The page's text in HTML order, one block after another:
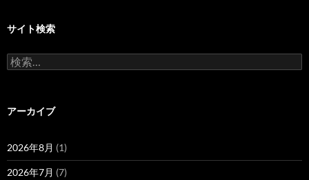
サイト検索
検
索:
アーカイブ
2026年8月 (1)
2026年7月 (7)